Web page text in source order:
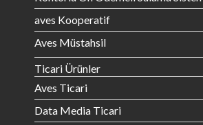
aves Kooperatif
Aves Müstahsil
Ticari Ürünler
Aves Ticari
Data Media Ticari